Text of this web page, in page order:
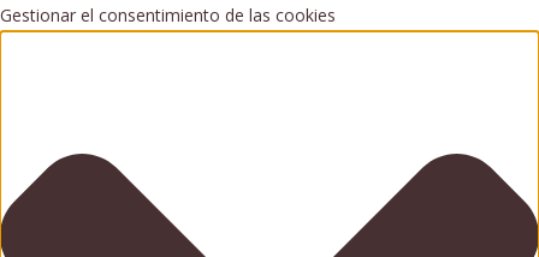
Gestionar el consentimiento de las cookies